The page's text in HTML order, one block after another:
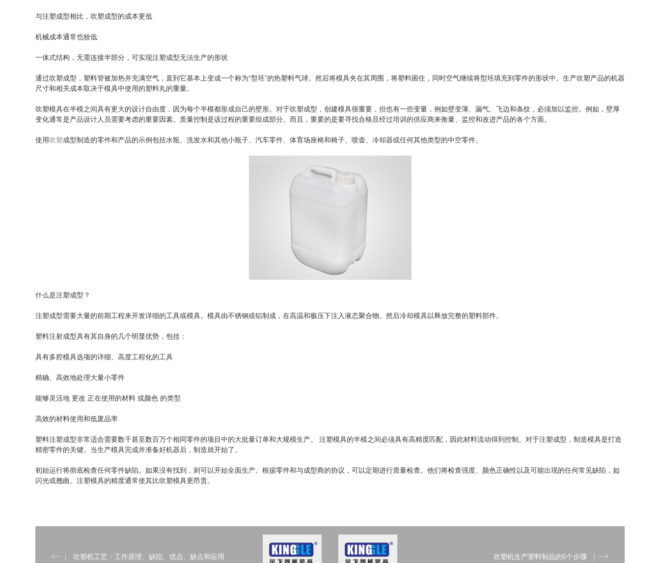
与注塑成型相比，吹塑成型的成本更低
机械成本通常也较低
一体式结构，无需连接半部分，可实现注塑成型无法生产的形状
通过吹塑成型，塑料管被加热并充满空气，直到它基本上变成一个称为“型坯”的热塑料气球。然后将模具夹在其周围，将塑料困住，同时空气继续将型坯填充到零件的形状中。生产吹塑产品的机器
尺寸和相关成本取决于模具中使用的塑料丸的重量。
吹塑模具在半模之间具有更大的设计自由度，因为每个半模都形成自己的壁形。对于吹塑成型，创建模具很重要，但也有一些变量，例如壁变薄、漏气、飞边和条纹，必须加以监控。例如，壁厚
变化通常是产品设计人员需要考虑的重要因素。质量控制是该过程的重要组成部分。而且，重要的是要寻找合格且经过培训的供应商来衡量、监控和改进产品的各个方面。
使用吹塑成型制造的零件和产品的示例包括水瓶、洗发水和其他小瓶子、汽车零件、体育场座椅和椅子、喷壶、冷却器或任何其他类型的中空零件。
什么是注塑成型？
注塑成型需要大量的前期工程来开发详细的工具或模具。模具由不锈钢或铝制成，在高温和极压下注入液态聚合物。然后冷却模具以释放完整的塑料部件。
塑料注射成型具有其自身的几个明显优势，包括：
具有多腔模具选项的详细、高度工程化的工具
精确、高效地处理大量小零件
能够灵活地 更改 正在使用的材料 或颜色 的类型
高效的材料使用和低废品率
塑料注塑成型非常适合需要数千甚至数百万个相同零件的项目中的大批量订单和大规模生产。 注塑模具的半模之间必须具有高精度匹配，因此材料流动得到控制。对于注塑成型，制造模具是打造
精密零件的关键。当生产模具完成并准备好机器后，制造就开始了。
初始运行将彻底检查任何零件缺陷。如果没有找到，则可以开始全面生产。根据零件和与成型商的协议，可以定期进行质量检查。他们将检查强度、颜色正确性以及可能出现的任何常见缺陷，如
闪光或翘曲。注塑模具的精度通常使其比吹塑模具更昂贵。
吹塑机工艺：工作原理、缺陷、优点、缺点和应用 吹塑机生产塑料制品的5个步骤